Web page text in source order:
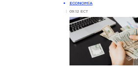
ECONOMÍA
09:12 ECT